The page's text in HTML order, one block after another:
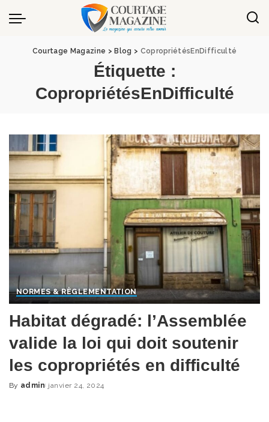
Panneau de gestion des cookies
Courtage Magazine > Blog > CopropriétésEnDifficulté
Étiquette :
CopropriétésEnDifficulté
NORMES & RÈGLEMENTATION
Habitat dégradé: l’Assemblée
valide la loi qui doit soutenir
les copropriétés en difficulté
Posted
By admin janvier 24, 2024